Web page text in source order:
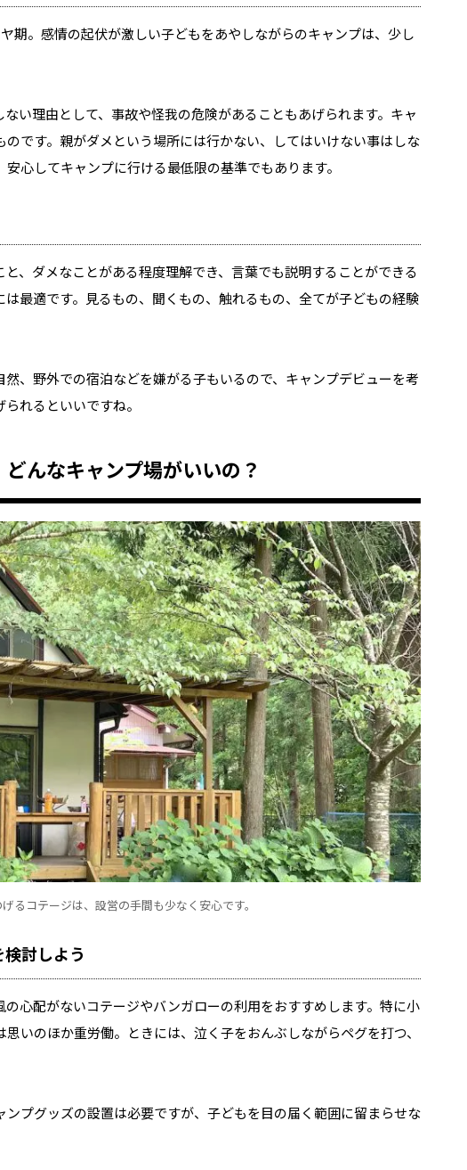
期。感情の起伏が激しい子どもをあやしながらのキャンプは、少し
い理由として、事故や怪我の危険があることもあげられます。キャ
です。親がダメという場所には行かない、してはいけない事はしな
心してキャンプに行ける最低限の基準でもあります。
、ダメなことがある程度理解でき、言葉でも説明することができる
最適です。見るもの、聞くもの、触れるもの、全てが子どもの経験
、野外での宿泊などを嫌がる子もいるので、キャンプデビューを考
れるといいですね。
んなキャンプ場がいいの？
るコテージは、設営の手間も少なく安心です。
討しよう
心配がないコテージやバンガローの利用をおすすめします。特に小
いのほか重労働。ときには、泣く子をおんぶしながらペグを打つ、
プグッズの設置は必要ですが、子どもを目の届く範囲に留まらせな